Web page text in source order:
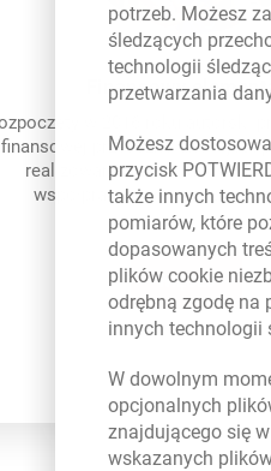
Finansowy
w 2016 roku autorski
finansowej przedszkolaków jest
realizowany przez
współpracy z organizacją
WIĘCEJ
potrzeb. Możesz
śledzących
technologii
przetwarzania
Możesz
przycisk
także innych
pomiarów, które
dopasowanych
plikówcookie
odrębną zgodę
innych technologii
W dowolnym
opcjonalnych
znajdującego się
wskazanych